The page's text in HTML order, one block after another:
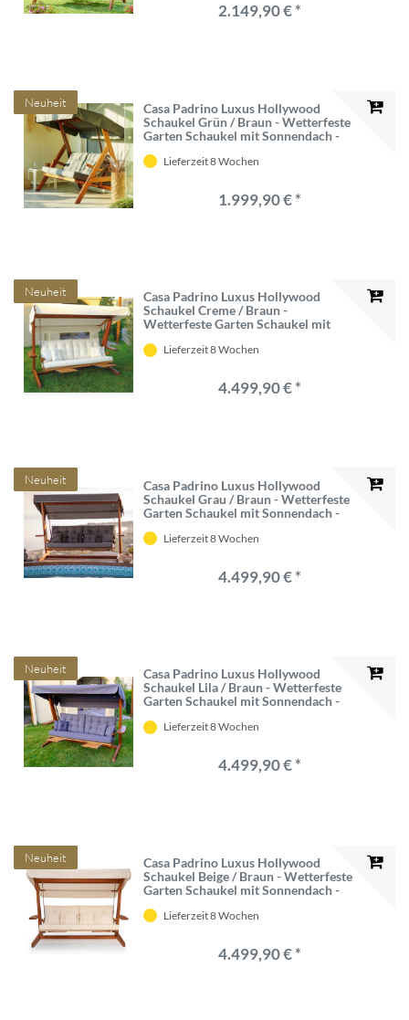
2.149,90 € *
Neuheit
Casa Padrino Luxus Hollywood
Schaukel Grün / Braun - Wetterfeste
Garten Schaukel mit Sonnendach -
Luxus Möbel
Lieferzeit 8 Wochen
1.999,90 € *
Neuheit
Casa Padrino Luxus Hollywood
Schaukel Creme / Braun -
Wetterfeste Garten Schaukel mit
Möbel - Luxus Qualität
Lieferzeit 8 Wochen
4.499,90 € *
Neuheit
Casa Padrino Luxus Hollywood
Schaukel Grau / Braun - Wetterfeste
Garten Schaukel mit Sonnendach -
Luxus Qualität
Lieferzeit 8 Wochen
4.499,90 € *
Neuheit
Casa Padrino Luxus Hollywood
Schaukel Lila / Braun - Wetterfeste
Garten Schaukel mit Sonnendach -
Luxus Qualität
Lieferzeit 8 Wochen
4.499,90 € *
Neuheit
Casa Padrino Luxus Hollywood
Schaukel Beige / Braun - Wetterfeste
Garten Schaukel mit Sonnendach -
Luxus Qualität
Lieferzeit 8 Wochen
4.499,90 € *